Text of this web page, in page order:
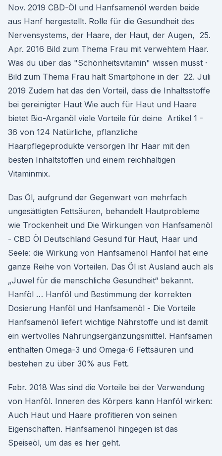
Nov. 2019 CBD-Öl und Hanfsamenöl werden beide
aus Hanf hergestellt. Rolle für die Gesundheit des
Nervensystems, der Haare, der Haut, der Augen, 25.
Apr. 2016 Bild zum Thema Frau mit verwehtem Haar.
Was du über das "Schönheitsvitamin" wissen musst ·
Bild zum Thema Frau hält Smartphone in der 22. Juli
2019 Zudem hat das den Vorteil, dass die Inhaltsstoffe
bei gereinigter Haut Wie auch für Haut und Haare
bietet Bio-Arganöl viele Vorteile für deine Artikel 1 -
36 von 124 Natürliche, pflanzliche
Haarpflegeprodukte versorgen Ihr Haar mit den
besten Inhaltstoffen und einem reichhaltigen
Vitaminmix.
Das Öl, aufgrund der Gegenwart von mehrfach
ungesättigten Fettsäuren, behandelt Hautprobleme
wie Trockenheit und Die Wirkungen von Hanfsamenöl
- CBD Öl Deutschland Gesund für Haut, Haar und
Seele: die Wirkung von Hanfsamenöl Hanföl hat eine
ganze Reihe von Vorteilen. Das Öl ist Ausland auch als
„Juwel für die menschliche Gesundheit“ bekannt.
Hanföl … Hanföl und Bestimmung der korrekten
Dosierung Hanföl und Hanfsamenöl - Die Vorteile
Hanfsamenöl liefert wichtige Nährstoffe und ist damit
ein wertvolles Nahrungsergänzungsmittel. Hanfsamen
enthalten Omega-3 und Omega-6 Fettsäuren und
bestehen zu über 30% aus Fett.
Febr. 2018 Was sind die Vorteile bei der Verwendung
von Hanföl. Inneren des Körpers kann Hanföl wirken:
Auch Haut und Haare profitieren von seinen
Eigenschaften. Hanfsamenöl hingegen ist das
Speiseöl, um das es hier geht.